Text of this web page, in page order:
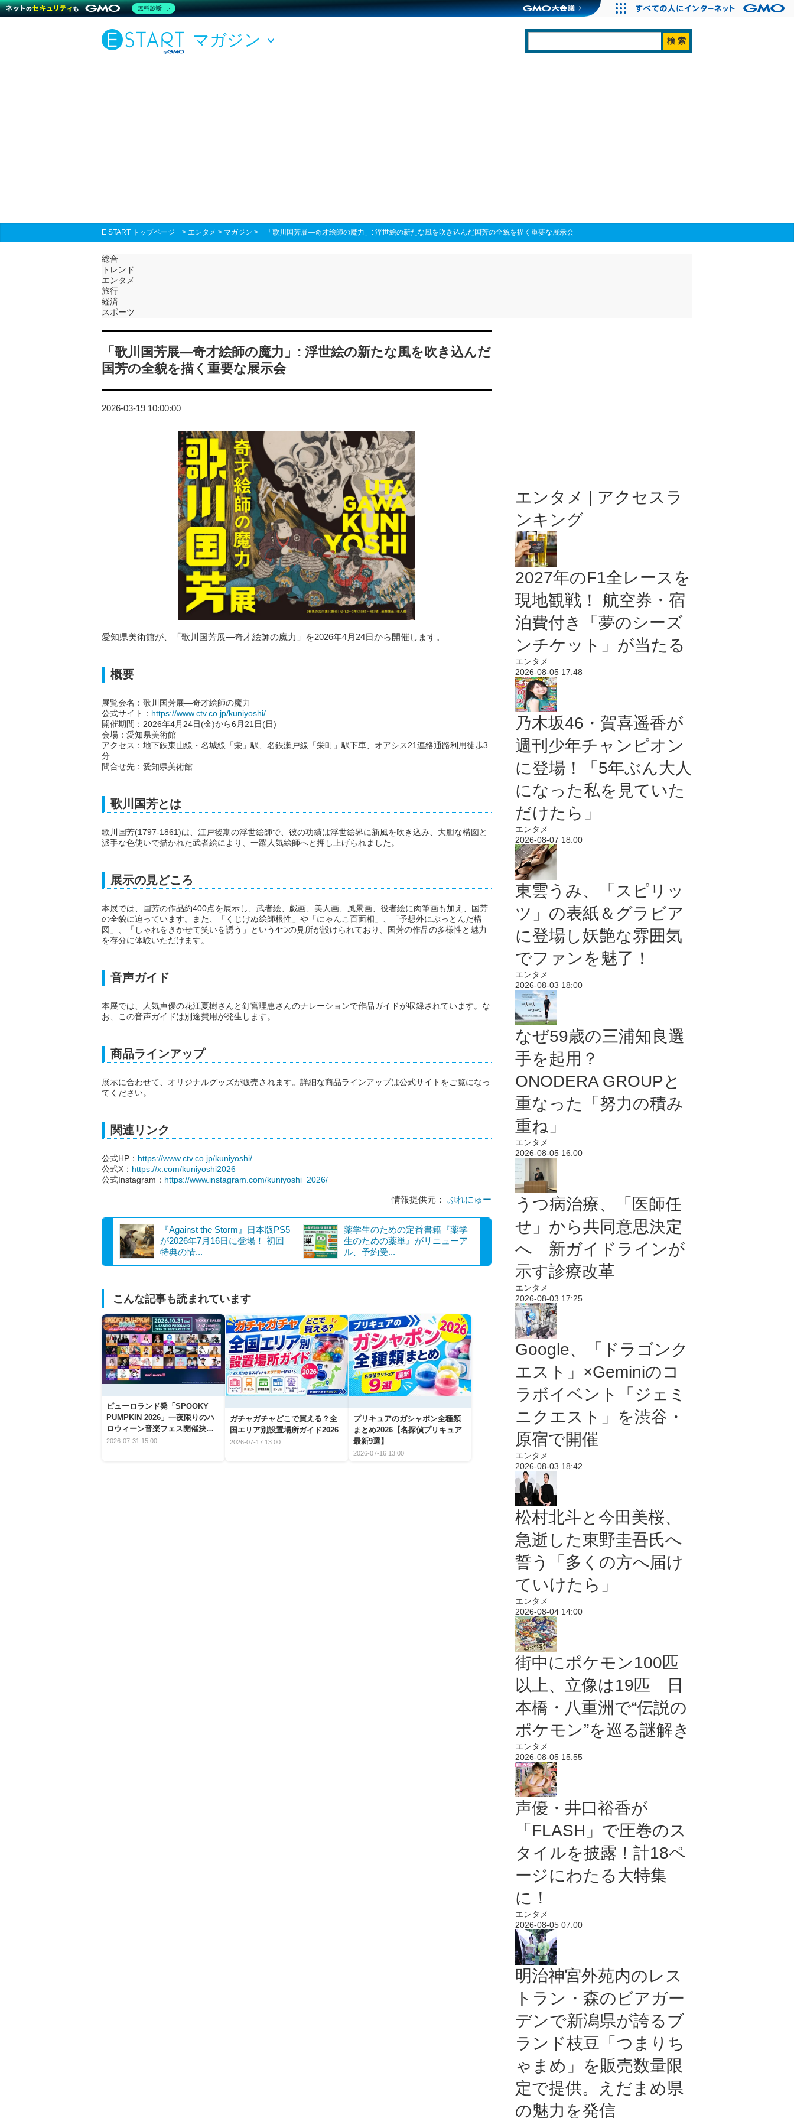
マガジン
E START トップページ > エンタメ > マガジン > 「歌川国芳展―奇才絵師の魔力」: 浮世絵の新たな風を吹き込んだ国芳の全貌を描く重要な展示会
総合
トレンド
エンタメ
旅行
経済
スポーツ
「歌川国芳展―奇才絵師の魔力」: 浮世絵の新たな風を吹き込んだ
国芳の全貌を描く重要な展示会
2026-03-19 10:00:00
愛知県美術館が、「歌川国芳展―奇才絵師の魔力」を2026年4月24日から開催します。
概要
展覧会名：歌川国芳展―奇才絵師の魔力
公式サイト： https://www.ctv.co.jp/kuniyoshi/
開催期間：2026年4月24日(金)から6月21日(日)
会場：愛知県美術館
アクセス：地下鉄東山線・名城線「栄」駅、名鉄瀬戸線「栄町」駅下車、オアシス21連絡通路利用徒歩3
分
問合せ先：愛知県美術館
歌川国芳とは
歌川国芳(1797-1861)は、江戸後期の浮世絵師で、彼の功績は浮世絵界に新風を吹き込み、大胆な構図と
派手な色使いで描かれた武者絵により、一躍人気絵師へと押し上げられました。
展示の見どころ
本展では、国芳の作品約400点を展示し、武者絵、戯画、美人画、風景画、役者絵に肉筆画も加え、国芳
の全貌に迫っています。また、「くじけぬ絵師根性」や「にゃんこ百面相」、「予想外にぶっとんだ構
図」、「しゃれをきかせて笑いを誘う」という4つの見所が設けられており、国芳の作品の多様性と魅力
を存分に体験いただけます。
音声ガイド
本展では、人気声優の花江夏樹さんと釘宮理恵さんのナレーションで作品ガイドが収録されています。な
お、この音声ガイドは別途費用が発生します。
商品ラインアップ
展示に合わせて、オリジナルグッズが販売されます。詳細な商品ラインアップは公式サイトをご覧になっ
てください。
関連リンク
公式HP： https://www.ctv.co.jp/kuniyoshi/
公式X： https://x.com/kuniyoshi2026
公式Instagram： https://www.instagram.com/kuniyoshi_2026/
情報提供元： ぷれにゅー
『Against the Storm』日本版PS5
が2026年7月16日に登場！ 初回
特典の情...
薬学生のための定番書籍『薬学
生のための薬単』がリニューア
ル、予約受...
こんな記事も読まれています
ピューロランド発「SPOOKY
PUMPKIN 2026」一夜限りのハ
ロウィーン音楽フェス開催決
定！
2026-07-31 15:00
ガチャガチャどこで買える？全
国エリア別設置場所ガイド2026
2026-07-17 13:00
プリキュアのガシャポン全種類
まとめ2026【名探偵プリキュア
最新9選】
2026-07-16 13:00
エンタメ | アクセスラ
ンキング
2027年のF1全レースを
現地観戦！ 航空券・宿
泊費付き「夢のシーズ
ンチケット」が当たる
エンタメ
2026-08-05 17:48
乃木坂46・賀喜遥香が
週刊少年チャンピオン
に登場！「5年ぶん大人
になった私を見ていた
だけたら」
エンタメ
2026-08-07 18:00
東雲うみ、「スピリッ
ツ」の表紙＆グラビア
に登場し妖艶な雰囲気
でファンを魅了！
エンタメ
2026-08-03 18:00
なぜ59歳の三浦知良選
手を起用？
ONODERA GROUPと
重なった「努力の積み
重ね」
エンタメ
2026-08-05 16:00
うつ病治療、「医師任
せ」から共同意思決定
へ 新ガイドラインが
示す診療改革
エンタメ
2026-08-03 17:25
Google、「ドラゴンク
エスト」×Geminiのコ
ラボイベント「ジェミ
ニクエスト」を渋谷・
原宿で開催
エンタメ
2026-08-03 18:42
松村北斗と今田美桜、
急逝した東野圭吾氏へ
誓う「多くの方へ届け
ていけたら」
エンタメ
2026-08-04 14:00
街中にポケモン100匹
以上、立像は19匹 日
本橋・八重洲で“伝説の
ポケモン”を巡る謎解き
エンタメ
2026-08-05 15:55
声優・井口裕香が
「FLASH」で圧巻のス
タイルを披露！計18ペ
ージにわたる大特集
に！
エンタメ
2026-08-05 07:00
明治神宮外苑内のレス
トラン・森のビアガー
デンで新潟県が誇るブ
ランド枝豆「つまりち
ゃまめ」を販売数量限
定で提供。えだまめ県
の魅力を発信
無料診断